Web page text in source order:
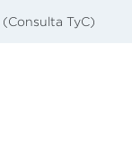
(Consulta TyC)